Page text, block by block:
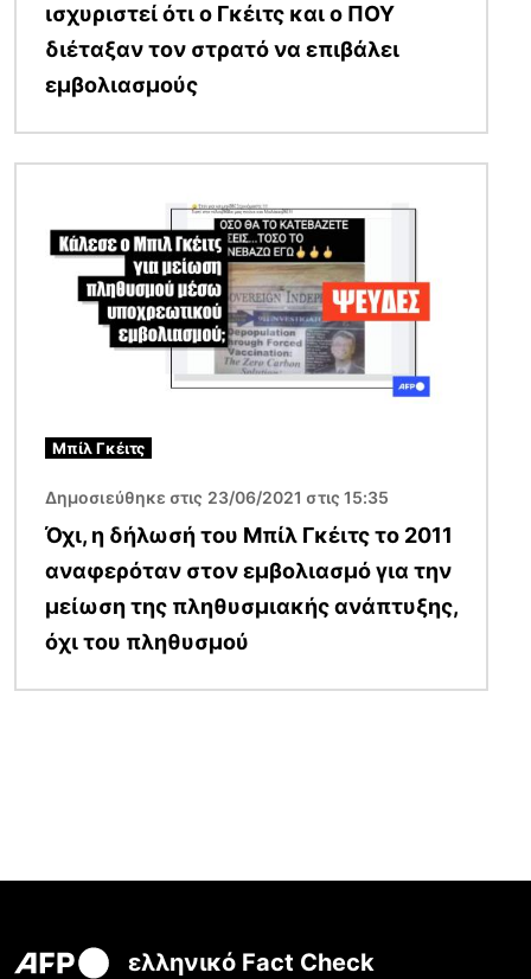
ισχυριστεί ότι ο Γκέιτς και ο ΠΟΥ
διέταξαν τον στρατό να επιβάλει
εμβολιασμούς
Μπίλ Γκέιτς
Δημοσιεύθηκε στις 23/06/2021 στις 15:35
Όχι, η δήλωσή του Μπίλ Γκέιτς το 2011
αναφερόταν στον εμβολιασμό για την
μείωση της πληθυσμιακής ανάπτυξης,
όχι του πληθυσμού
ελληνικό Fact Check